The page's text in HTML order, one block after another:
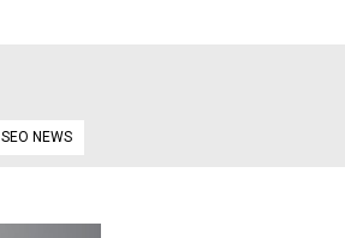
SEO NEWS